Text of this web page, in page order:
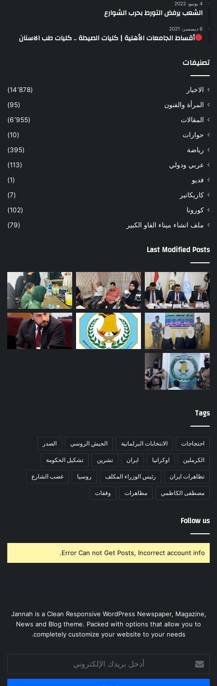
4 يونيو، 2022
الشعب يرفض التورط بحرب الشوارع
6 ديسمبر، 2021
أقساط الجامعات الأهلية | كليات الصيدلة .. كليات طب الاسنان
تصنيفات
الاخبار
(14٬878)
المرأة والفنون
(95)
المقالات
(6٬955)
حوارات
(10)
رياضة
(395)
عربي ودولي
(113)
فديو
(1)
كاريكاتير
(7)
كورونا
(102)
ملف انشاء ميناء الفاو الكبير
(79)
Last Modified Posts
Tags
احتجاجات الانتخابات البرلمانية الجيش الروسي الصدر
الكرملين اوكرانيا ايران تشرين تشكيل الحكومة
تظاهرات ايران رئيس الوزراء المكلف روسيا غضب الشارع
مصطفى الكاظمي مظاهرات وقفات
Follow us
Error Can not Get Posts, Incorrect account info.
Jannah is a Clean Responsive WordPress Newspaper, Magazine,
News and Blog theme. Packed with options that allow you to
completely customize your website to your needs.
بريدك
الإلكتروني